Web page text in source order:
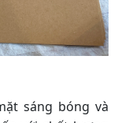
sáng bóng và